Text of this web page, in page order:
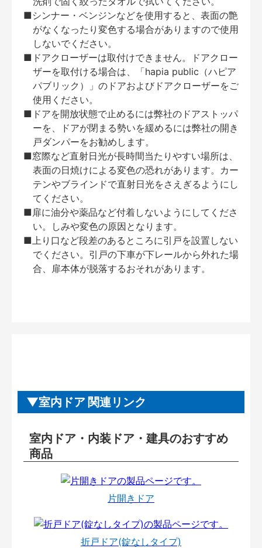
■シンナー・ベンジンなどを使用すると、表面の艶
がなくなったり変色する場合がありますので使用
しないでください。
■ドアクローザーは取付けできません。ドアクロー
ザーを取付ける場合は、「hapia public（ハピア
パブリック）」のドアおよびドアクローザーをご
使用ください。
■ドアを開放状態で止めるには弊社のドアストッパ
ーを、ドアが閉まる勢いを緩めるには弊社の開き
戸ダンパーをお勧めします。
■窓際など直射日光が長時間当たりやすい場所は、
表面の日焼けによる変色の恐れがあります。カー
テンやブラインドで直射日光をさえぎるようにし
てください。
■扉に油分や薬品など付着しないようにしてくださ
い。しみや変色の原因となります。
■上り口など段差のあるところに引戸を設置しない
でください。引戸の下車が下レールから外れた場
合、扉本体が脱落するおそれがあります。
室内ドア 関連リンク
室内ドア・内装ドア・建具のおすすめ
商品
片開きドア
折戸ドア(錠なしタイプ)